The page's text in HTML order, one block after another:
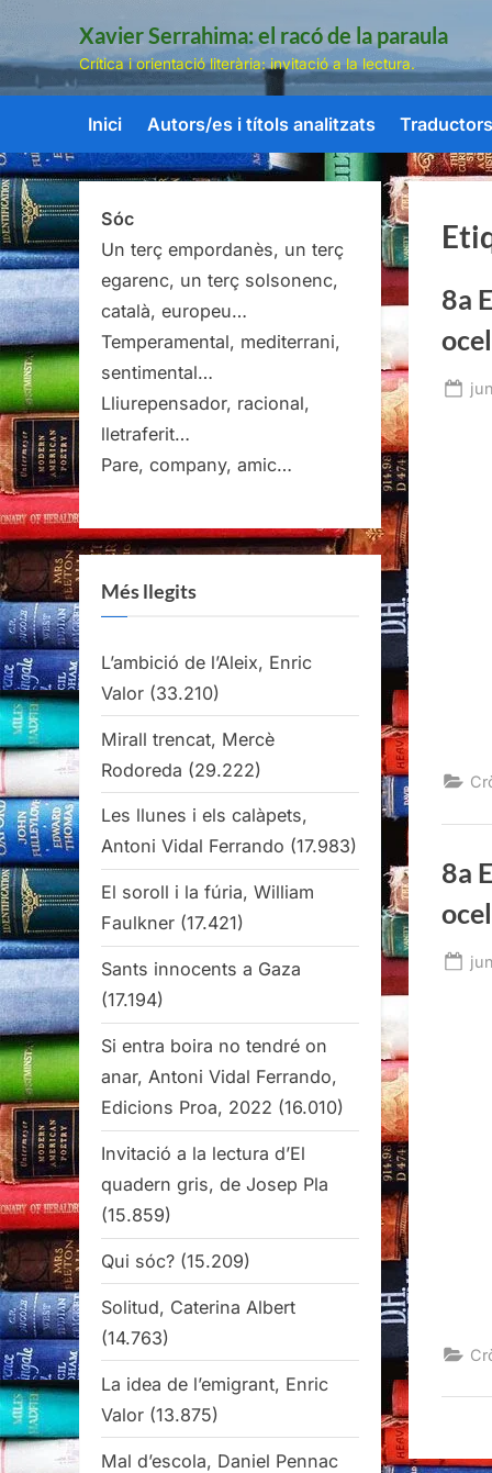
Skip
content
Xavier Serrahima: el racó de la paraula
Crítica i orientació literària: invitació a la lectura.
Inici Autors/es i títols analitzats
8a
8a
Sóc
Un terç empordanès, un terç
egarenc, un terç solsonenc,
català, europeu…
Temperamental, mediterrani,
sentimental…
Lliurepensador, racional,
lletraferit…
Pare, company, amic…
Més llegits
L’ambició de l’Aleix, Enric
Valor (33.210)
Mirall trencat, Mercè
Rodoreda (29.222)
Les llunes i els calàpets,
Antoni Vidal Ferrando (17.983)
El soroll i la fúria, William
Faulkner (17.421)
Sants innocents a Gaza
(17.194)
Si entra boira no tendré on
anar, Antoni Vidal Ferrando,
Edicions Proa, 2022 (16.010)
Invitació a la lectura d’El
quadern gris, de Josep Pla
(15.859)
Qui sóc? (15.209)
Solitud, Caterina Albert
(14.763)
La idea de l’emigrant, Enric
Valor (13.875)
Mal d’escola, Daniel Pennac